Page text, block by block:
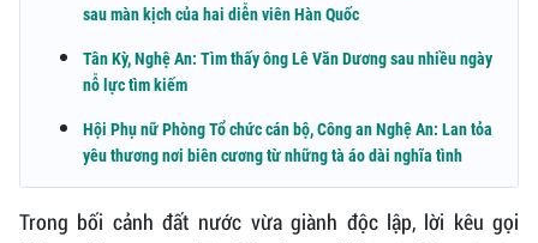
sau màn kịch của hai diễn viên Hàn Quốc
Tân Kỳ, Nghệ An: Tìm thấy ông Lê Văn Dương sau nhiều ngày
nỗ lực tìm kiếm
Hội Phụ nữ Phòng Tổ chức cán bộ, Công an Nghệ An: Lan tỏa
yêu thương nơi biên cương từ những tà áo dài nghĩa tình
Trong bối cảnh đất nước vừa giành độc lập, lời kêu gọi